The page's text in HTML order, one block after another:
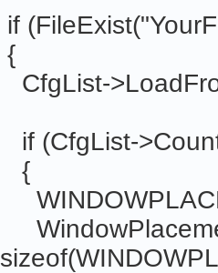
if
{
CfgList-
if (CfgList-
{